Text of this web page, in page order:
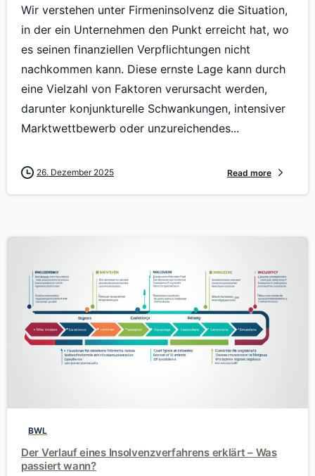
Wir verstehen unter Firmeninsolvenz die Situation,
in der ein Unternehmen den Punkt erreicht hat, wo
es seinen finanziellen Verpflichtungen nicht
nachkommen kann. Diese ernste Lage kann durch
eine Vielzahl von Faktoren verursacht werden,
darunter konjunkturelle Schwankungen, intensiver
Marktwettbewerb oder unzureichendes...
26. Dezember 2025 Read more
BWL
Der Verlauf eines Insolvenzverfahrens erklärt – Was
passiert wann?